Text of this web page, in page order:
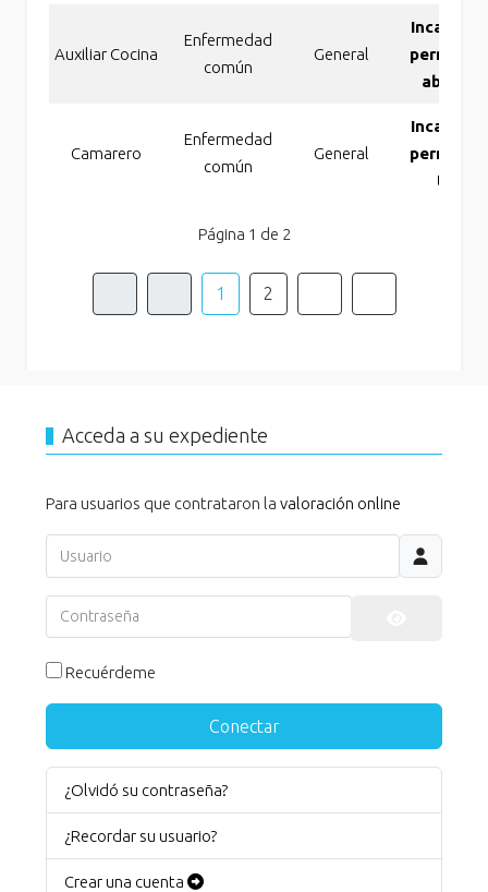
Auxiliar Cocina
Enfermedad
común
General
Camarero
Enfermedad
común
General
total
Página 1 de 2
1 2
Acceda a su expediente
Para usuarios que contrataron la valoración online
Usuario
Contraseña
Recuérdeme
Conectar
¿Olvidó su contraseña?
¿Recordar su usuario?
Crear una cuenta